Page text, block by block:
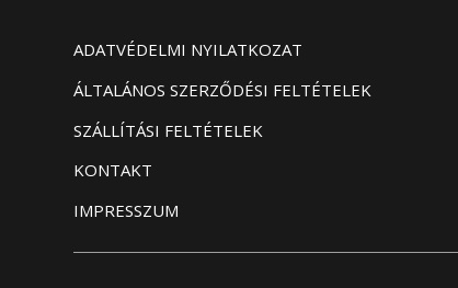
ADATVÉDELMI NYILATKOZAT
ÁLTALÁNOS SZERZŐDÉSI FELTÉTELEK
SZÁLLÍTÁSI FELTÉTELEK
KONTAKT
IMPRESSZUM